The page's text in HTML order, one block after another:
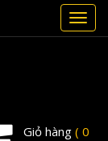
Giỏ hàng ( 0